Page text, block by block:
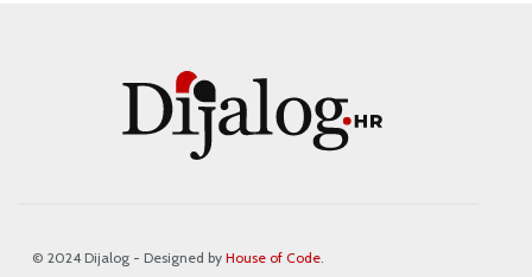
© 2024 Dijalog - Designed by House of Code